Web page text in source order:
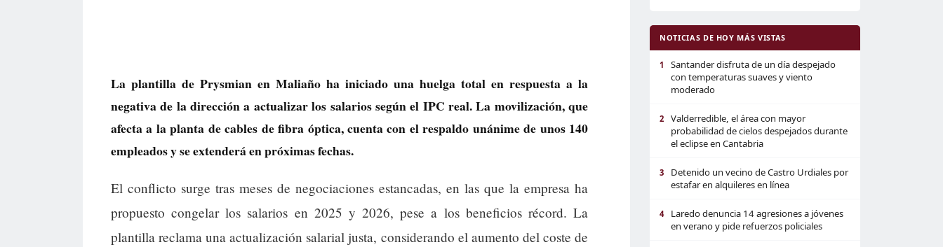
La plantilla de Prysmian en Maliaño ha iniciado una huelga total en respuesta a la
negativa de la dirección a actualizar los salarios según el IPC real. La movilización, que
afecta a la planta de cables de fibra óptica, cuenta con el respaldo unánime de unos 140
empleados y se extenderá en próximas fechas.
El conflicto surge tras meses de negociaciones estancadas, en las que la empresa ha
propuesto congelar los salarios en 2025 y 2026, pese a los beneficios récord. La
plantilla reclama una actualización salarial justa, considerando el aumento del coste de
NOTICIAS DE HOY MÁS VISTAS
1
Santander disfruta de un día despejado
con temperaturas suaves y viento
moderado
2
Valderredible, el área con mayor
probabilidad de cielos despejados durante
el eclipse en Cantabria
3
Detenido un vecino de Castro Urdiales por
estafar en alquileres en línea
4
Laredo denuncia 14 agresiones a jóvenes
en verano y pide refuerzos policiales